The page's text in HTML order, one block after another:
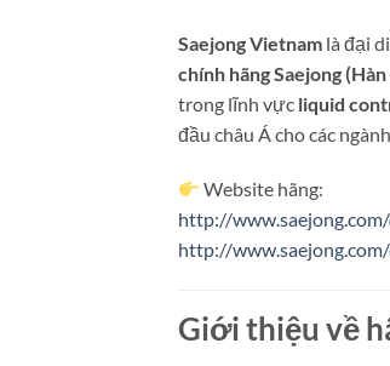
Saejong Vietnam là đại
chính hãng Saejong
trong lĩnh vực liquid
đầu châu Á cho các
Website hãng:
http://
http://
Giới thiệu về